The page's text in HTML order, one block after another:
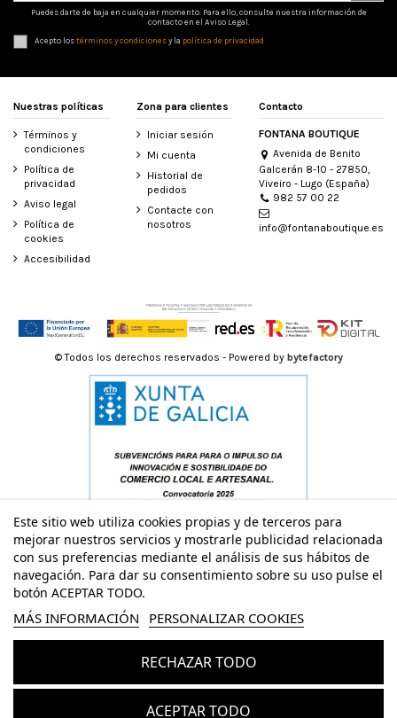
Puedes darte de baja en cualquier momento. Para ello, consulte nuestra información de
contacto en el Aviso Legal.
Acepto lostérminos y condicionesy la política de privacidad
Nuestras políticas
Términos y
condiciones
Política de
privacidad
Aviso legal
Política de
cookies
Accesibilidad
Zona para clientes
Iniciar sesión
Mi cuenta
Historial de
pedidos
Contacte con
nosotros
Contacto
FONTANA BOUTIQUE
Avenida de Benito
Galcerán 8-10 - 27850,
Viveiro - Lugo (España)
982 57 00 22
info@fontanaboutique.es
Este sitio web utiliza cookies propias y de terceros para
mejorar nuestros servicios y mostrarle publicidad relacionada
con sus preferencias mediante el análisis de sus hábitos de
navegación. Para dar su consentimiento sobre su uso pulse el
botón ACEPTAR TODO.
MÁS INFORMACIÓN PERSONALIZAR COOKIES
RECHAZAR TODO
ACEPTAR TODO
© Todos los derechos reservados - Powered by bytefactory